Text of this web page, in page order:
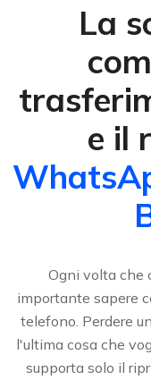
La
e il
Ogni volta che
importante sapere
telefono. Perdere
l'ultima cosa che
supporta solo il